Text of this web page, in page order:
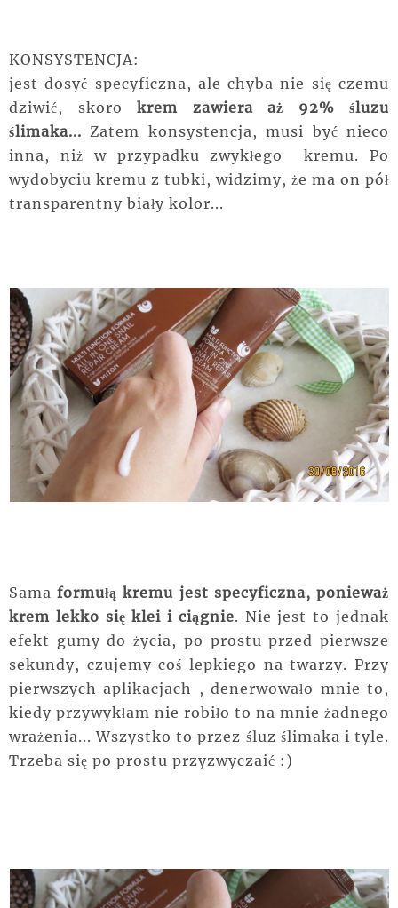
KONSYSTENCJA:
jest dosyć specyficzna, ale chyba nie się czemu
dziwić, skoro krem zawiera aż 92% śluzu
ślimaka... Zatem konsystencja, musi być nieco
inna, niż w przypadkuzwykłego
kremu. Po
wydobyciu kremu z tubki, widzimy, że ma on pół
transparentny biały kolor...
Samaformułą kremu jest specyficzna, ponieważ
krem lekko się klei i ciągnie. Nie jest to jednak
efekt gumy do życia, po prostu przed pierwsze
sekundy, czujemy coś lepkiego na twarzy. Przy
pierwszych aplikacjach , denerwowało mnie to,
kiedy przywykłam nie robiło to na mnie żadnego
wrażenia... Wszystko to przez śluz ślimaka i tyle.
Trzeba się po prostu przyzwyczaić :)